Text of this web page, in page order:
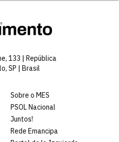
133 | República
SP | Brasil
Sobre o MES
PSOL Nacional
Juntos!
Rede Emancipa